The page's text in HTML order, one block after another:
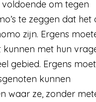
voldoende om tegen
te zeggen dat het
zijn. Ergens
kunnen met hun
gebied. Ergens
kunnen
waar ze, zonder